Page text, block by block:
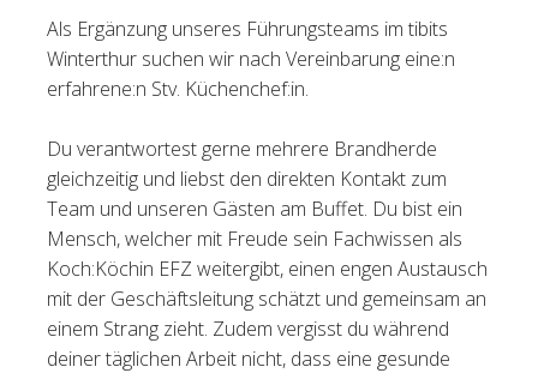
Tischreservation
Login
Schweiz (DE)
Als Ergänzung unseres Führungsteams im tibits
Winterthur suchen wir nach Vereinbarung eine:n
erfahrene:n Stv. Küchenchef:in.
Du verantwortest gerne mehrere Brandherde
gleichzeitig und liebst den direkten Kontakt zum
Team und unseren Gästen am Buffet. Du bist ein
Mensch, welcher mit Freude sein Fachwissen als
Koch:Köchin EFZ weitergibt, einen engen Austausch
mit der Geschäftsleitung schätzt und gemeinsam an
einem Strang zieht. Zudem vergisst du während
deiner täglichen Arbeit nicht, dass eine gesunde